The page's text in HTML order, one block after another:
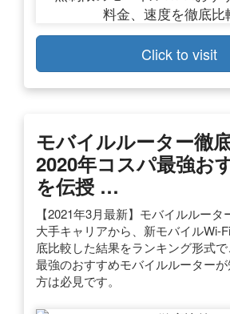
Click to visit
モバイルルーター徹
2020年コスパ最強お
を伝授 …
【2021年3月最新】モバイルルータ
大手キャリアから、新モバイルWi-
底比較した結果をランキング形式
最強のおすすめモバイルルーター
方は必見です。